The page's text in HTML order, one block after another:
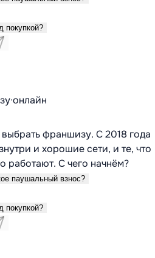
покупкой?
·онлайн
франшизу. С 2018 года
и хорошие сети, и те, что
работают. С чего начнём?
паушальный взнос?
покупкой?